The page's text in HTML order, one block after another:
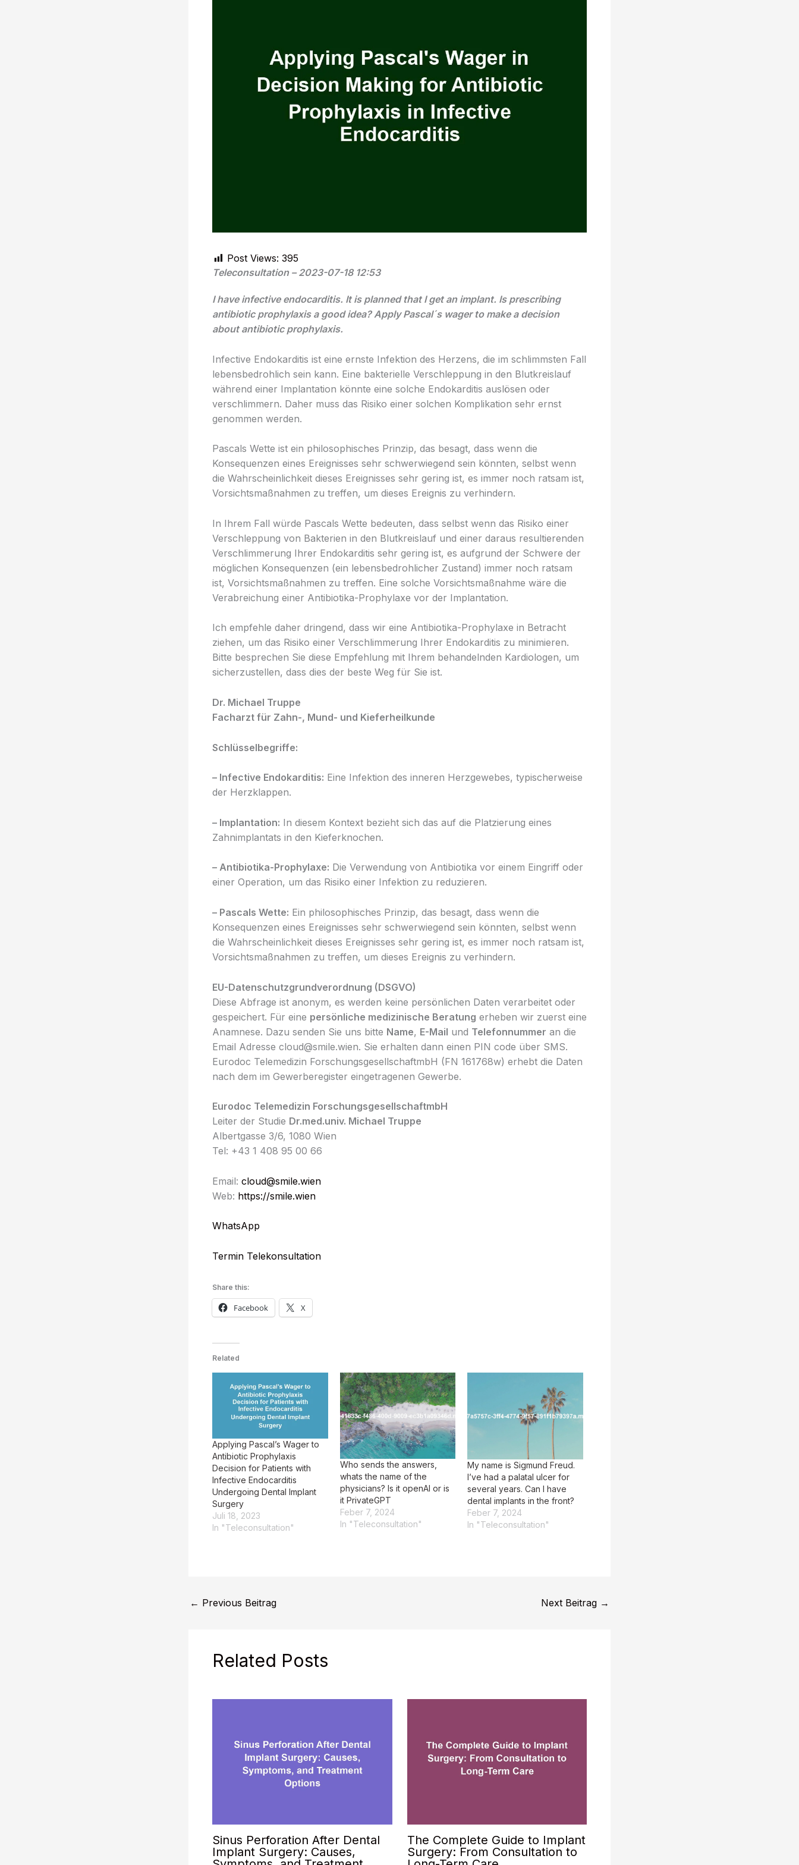
Post Views: 395
Teleconsultation – 2023-07-18 12:53
I have infective endocarditis. It is planned that I get an implant. Is prescribing
antibiotic prophylaxis a good idea? Apply Pascal´s wager to make a decision
about antibiotic prophylaxis.
Infective Endokarditis ist eine ernste Infektion des Herzens, die im schlimmsten Fall
lebensbedrohlich sein kann. Eine bakterielle Verschleppung in den Blutkreislauf
während einer Implantation könnte eine solche Endokarditis auslösen oder
verschlimmern. Daher muss das Risiko einer solchen Komplikation sehr ernst
genommen werden.
Pascals Wette ist ein philosophisches Prinzip, das besagt, dass wenn die
Konsequenzen eines Ereignisses sehr schwerwiegend sein könnten, selbst wenn
die Wahrscheinlichkeit dieses Ereignisses sehr gering ist, es immer noch ratsam ist,
Vorsichtsmaßnahmen zu treffen, um dieses Ereignis zu verhindern.
In Ihrem Fall würde Pascals Wette bedeuten, dass selbst wenn das Risiko einer
Verschleppung von Bakterien in den Blutkreislauf und einer daraus resultierenden
Verschlimmerung Ihrer Endokarditis sehr gering ist, es aufgrund der Schwere der
möglichen Konsequenzen (ein lebensbedrohlicher Zustand) immer noch ratsam
ist, Vorsichtsmaßnahmen zu treffen. Eine solche Vorsichtsmaßnahme wäre die
Verabreichung einer Antibiotika-Prophylaxe vor der Implantation.
Ich empfehle daher dringend, dass wir eine Antibiotika-Prophylaxe in Betracht
ziehen, um das Risiko einer Verschlimmerung Ihrer Endokarditis zu minimieren.
Bitte besprechen Sie diese Empfehlung mit Ihrem behandelnden Kardiologen, um
sicherzustellen, dass dies der beste Weg für Sie ist.
Dr. Michael Truppe
Facharzt für Zahn-, Mund- und Kieferheilkunde
Schlüsselbegriffe:
– Infective Endokarditis: Eine Infektion des inneren Herzgewebes, typischerweise
der Herzklappen.
– Implantation: In diesem Kontext bezieht sich das auf die Platzierung eines
Zahnimplantats in den Kieferknochen.
– Antibiotika-Prophylaxe: Die Verwendung von Antibiotika vor einem Eingriff oder
einer Operation, um das Risiko einer Infektion zu reduzieren.
– Pascals Wette: Ein philosophisches Prinzip, das besagt, dass wenn die
Konsequenzen eines Ereignisses sehr schwerwiegend sein könnten, selbst wenn
die Wahrscheinlichkeit dieses Ereignisses sehr gering ist, es immer noch ratsam ist,
Vorsichtsmaßnahmen zu treffen, um dieses Ereignis zu verhindern.
EU-Datenschutzgrundverordnung (DSGVO)
Diese Abfrage ist anonym, es werden keine persönlichen Daten verarbeitet oder
gespeichert. Für eine persönliche medizinische Beratung erheben wir zuerst eine
Anamnese. Dazu senden Sie uns bitte Name, E-Mail und Telefonnummer an die
Email Adresse cloud@smile.wien. Sie erhalten dann einen PIN code über SMS.
Eurodoc Telemedizin ForschungsgesellschaftmbH (FN 161768w) erhebt die Daten
nach dem im Gewerberegister eingetragenen Gewerbe.
Eurodoc Telemedizin ForschungsgesellschaftmbH
Leiter der Studie Dr.med.univ. Michael Truppe
Albertgasse 3/6, 1080 Wien
Tel: +43 1 408 95 00 66
Email: cloud@smile.wien
Web: https://smile.wien
WhatsApp
Termin Telekonsultation
Share this:
Facebook X
Related
Applying Pascal’s Wager to
Antibiotic Prophylaxis
Decision for Patients with
Infective Endocarditis
Undergoing Dental Implant
Surgery
Juli 18, 2023
In "Teleconsultation"
Who sends the answers,
whats the name of the
physicians? Is it openAI or is
it PrivateGPT
Feber 7, 2024
In "Teleconsultation"
My name is Sigmund Freud.
I’ve had a palatal ulcer for
several years. Can I have
dental implants in the front?
Feber 7, 2024
In "Teleconsultation"
← Previous Beitrag Next Beitrag →
Related Posts
Sinus Perforation After Dental
Implant Surgery: Causes,
The Complete Guide to Implant
Surgery: From Consultation to